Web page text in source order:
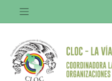
contenido